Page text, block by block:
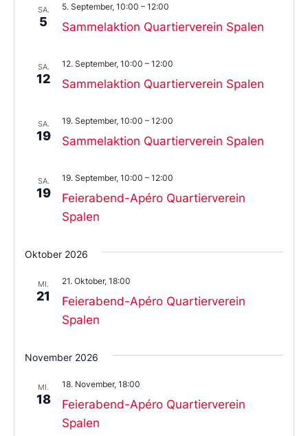
SA.
5 Sammelaktion Quartierverein Spalen
5. September, 10:00 – 12:00
SA.
12 Sammelaktion Quartierverein Spalen
12. September, 10:00 – 12:00
SA.
19 Sammelaktion Quartierverein Spalen
19. September, 10:00 – 12:00
SA.
19
Feierabend-Apéro Quartierverein
Spalen
19. September, 10:00 – 12:00
Oktober 2026
MI.
21
Feierabend-Apéro Quartierverein
Spalen
21. Oktober, 18:00
November 2026
MI.
18
Feierabend-Apéro Quartierverein
Spalen
18. November, 18:00